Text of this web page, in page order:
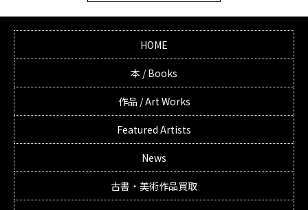
HOME
本 / Books
作品 / Art Works
Featured Artists
News
古書・美術作品買取